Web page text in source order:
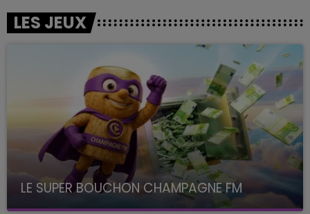
LES JEUX
LE SUPER BOUCHON CHAMPAGNE FM
avec La Famille Champagne FM, à 8H10